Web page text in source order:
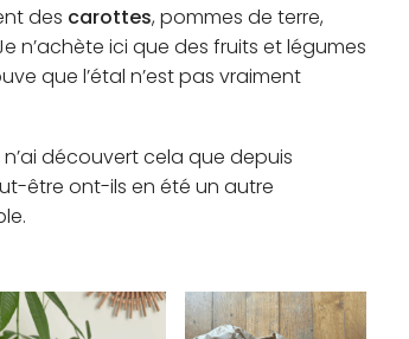
des carottes, pommes de terre,
n’achète ici que des fruits et légumes
que l’étal n’est pas vraiment
découvert cela que depuis
être ont-ils en été un autre